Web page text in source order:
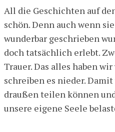
All die Geschichten auf
schön. Denn auch wenn
wunderbar geschrieben
doch tatsächlich erlebt.
Trauer. Das alles haben
schreiben es nieder.
draußen teilen können
unsere eigene Seele